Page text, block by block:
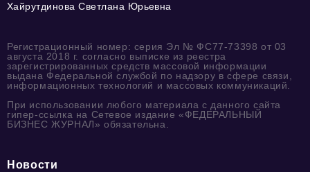
Хайрутдинова Светлана Юрьевна
Регистрационный номер: серия Эл № ФС77-73398 от 03
августа 2018 г. согласно выписке из реестра
зарегистрированных средств массовой информации
выдана Федеральной службой по надзору в сфере связи,
информационных технологий и массовых коммуникаций.
При использовании любого материала с данного сайта
гипер-ссылка на Сетевое издание «ФЕДЕРАЛЬНЫЙ
БИЗНЕС ЖУРНАЛ» обязательна.
Новости